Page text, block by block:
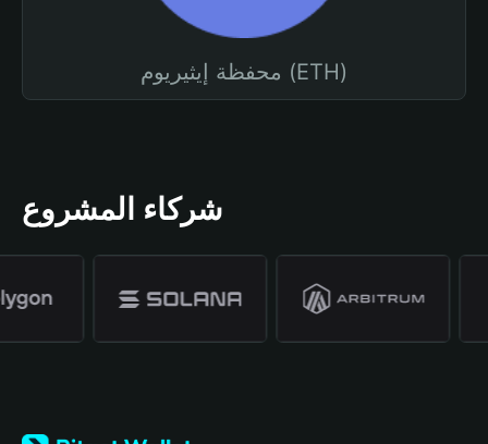
محفظة إيثيريوم (ETH)
شركاء المشروع